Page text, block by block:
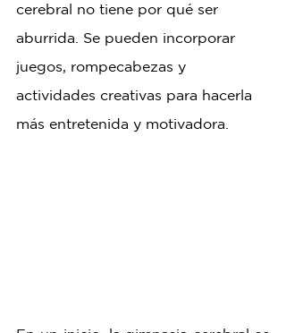
cerebral no tiene por qué ser
aburrida. Se pueden incorporar
juegos, rompecabezas y
actividades creativas para hacerla
más entretenida y motivadora.